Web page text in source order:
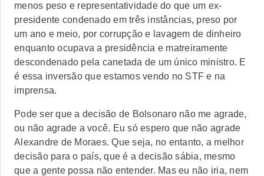
menos peso e representatividade do que um ex-
presidente condenado em três instâncias, preso por
um ano e meio, por corrupção e lavagem de dinheiro
enquanto ocupava a presidência e matreiramente
descondenado pela canetada de um único ministro. E
é essa inversão que estamos vendo no STF e na
imprensa.
Pode ser que a decisão de Bolsonaro não me agrade,
ou não agrade a você. Eu só espero que não agrade
Alexandre de Moraes. Que seja, no entanto, a melhor
decisão para o país, que é a decisão sábia, mesmo
que a gente possa não entender. Mas eu não iria, nem